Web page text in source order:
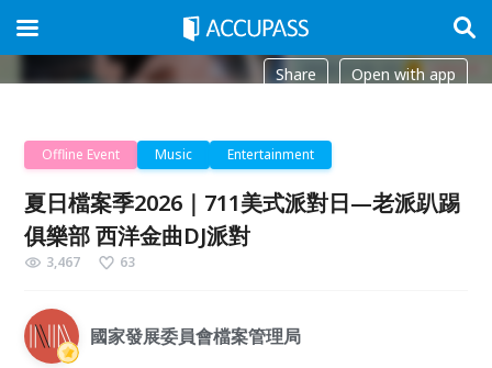
Share Open with app
Offline Event Music Entertainment
夏日檔案季2026｜711美式派對日—老派趴踢
俱樂部 西洋金曲DJ派對
3,467 63
國家發展委員會檔案管理局